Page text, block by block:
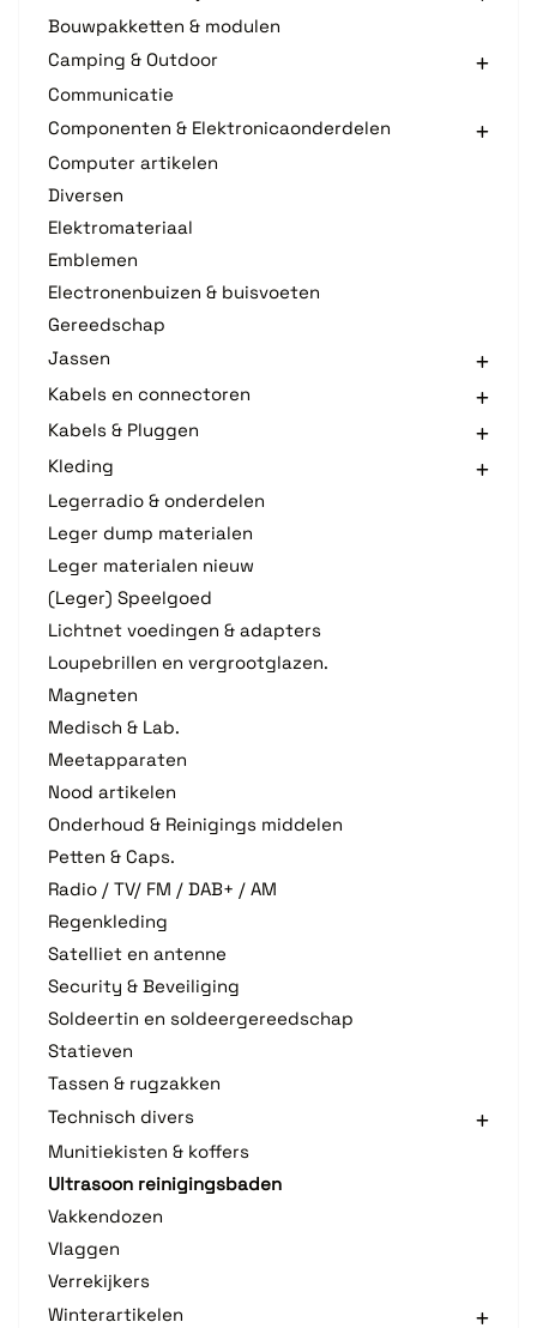
Bouwpakketten & modulen
Camping & Outdoor
Communicatie
Componenten & Elektronicaonderdelen
Computer artikelen
Diversen
Elektromateriaal
Emblemen
Electronenbuizen & buisvoeten
Gereedschap
Jassen
Kabels en connectoren
Kabels & Pluggen
Kleding
Legerradio & onderdelen
Leger dump materialen
Leger materialen nieuw
(Leger) Speelgoed
Lichtnet voedingen & adapters
Loupebrillen en vergrootglazen.
Magneten
Medisch & Lab.
Meetapparaten
Nood artikelen
Onderhoud & Reinigings middelen
Petten & Caps.
Radio / TV/ FM / DAB+ / AM
Regenkleding
Satelliet en antenne
Security & Beveiliging
Soldeertin en soldeergereedschap
Statieven
Tassen & rugzakken
Technisch divers
Munitiekisten & koffers
Ultrasoon reinigingsbaden
Vakkendozen
Vlaggen
Verrekijkers
Winterartikelen